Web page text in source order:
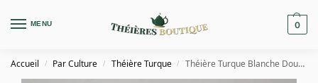
MENU 0
Accueil / Par Culture / Théière Turque / Théière Turque Blanche Double Étage en Cuivre